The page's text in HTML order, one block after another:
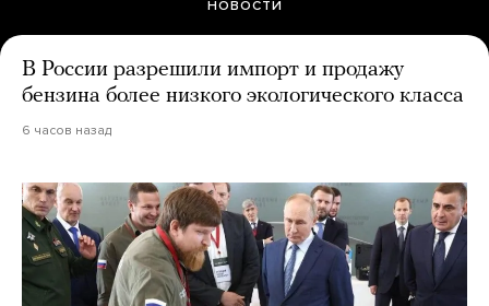
НОВОСТИ
В России разрешили импорт и продажу
бензина более низкого экологического класса
6 часов назад